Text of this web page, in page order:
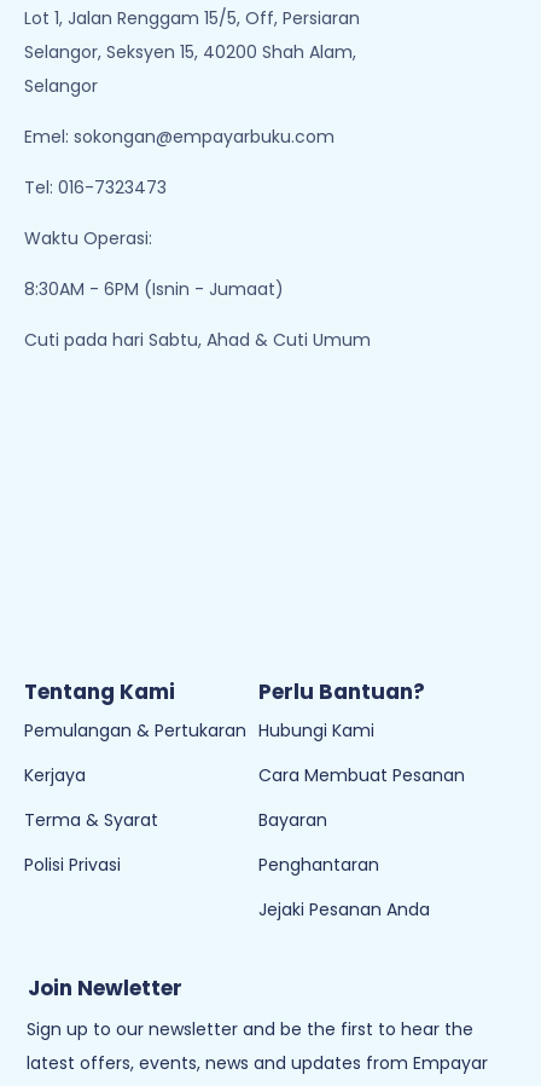
Lot 1, Jalan Renggam 15/5, Off, Persiaran
Selangor, Seksyen 15, 40200 Shah Alam,
Selangor
Emel: sokongan@empayarbuku.com
Tel: 016-7323473
Waktu Operasi:
8:30AM - 6PM (Isnin - Jumaat)
Cuti pada hari Sabtu, Ahad & Cuti Umum
Tentang Kami
Pemulangan & Pertukaran
Kerjaya
Terma & Syarat
Polisi Privasi
Perlu Bantuan?
Hubungi Kami
Cara Membuat Pesanan
Bayaran
Penghantaran
Jejaki Pesanan Anda
Join Newletter
Sign up to our newsletter and be the first to hear the
latest offers, events, news and updates from Empayar